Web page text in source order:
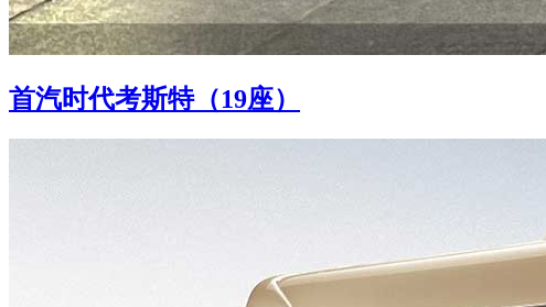
首汽时代考斯特（19座）